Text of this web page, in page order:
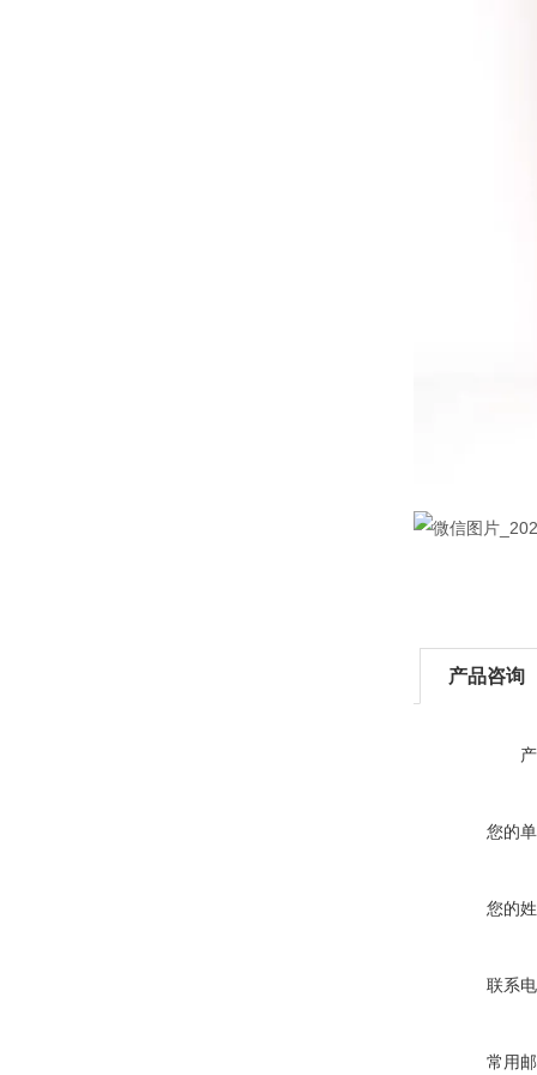
产品咨询
您的
您的
联系
常用